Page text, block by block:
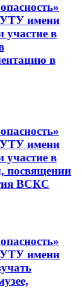
имени
в
в
имени
в
посвящении
ВСКС
имени